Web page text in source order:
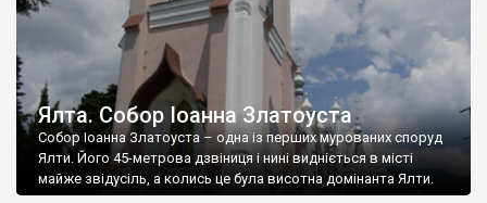
Ялта. Собор Іоанна Златоуста
Собор Іоанна Златоуста – одна із перших мурованих споруд
Ялти. Його 45-метрова дзвіниця і нині видніється в місті
майже звідусіль, а колись це була висотна домінанта Ялти.